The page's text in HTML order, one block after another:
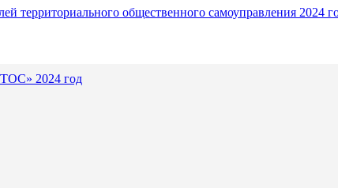
территориального общественного самоуправления 2024
ТОС» 2024 год